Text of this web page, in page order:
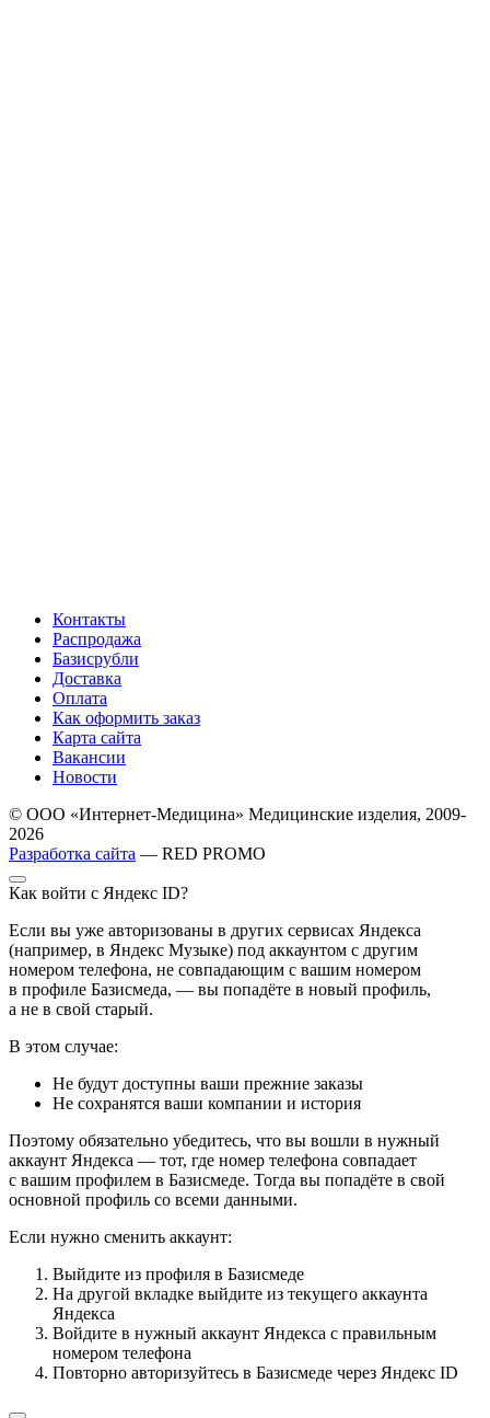
Контакты
Распродажа
Базисрубли
Доставка
Оплата
Как оформить заказ
Карта сайта
Вакансии
Новости
© ООО «Интернет-Медицина» Медицинские изделия, 2009-
2026
Разработка сайта — RED PROMO
Как войти с Яндекс ID?
Если вы уже авторизованы в других сервисах Яндекса
(например, в Яндекс Музыке) под аккаунтом с другим
номером телефона, не совпадающим с вашим номером
в профиле Базисмеда, — вы попадёте в новый профиль,
а не в свой старый.
В этом случае:
Не будут доступны ваши прежние заказы
Не сохранятся ваши компании и история
Поэтому обязательно убедитесь, что вы вошли в нужный
аккаунт Яндекса — тот, где номер телефона совпадает
с вашим профилем в Базисмеде. Тогда вы попадёте в свой
основной профиль со всеми данными.
Если нужно сменить аккаунт:
Выйдите из профиля в Базисмеде
На другой вкладке выйдите из текущего аккаунта
Яндекса
Войдите в нужный аккаунт Яндекса с правильным
номером телефона
Повторно авторизуйтесь в Базисмеде через Яндекс ID